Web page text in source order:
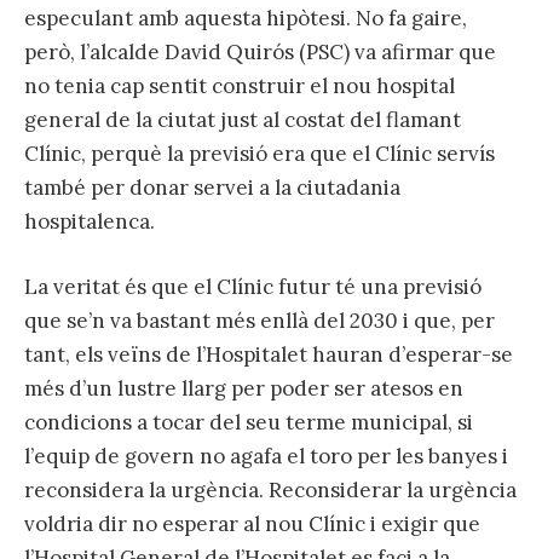
especulant amb aquesta hipòtesi. No fa gaire,
però, l’alcalde David Quirós (PSC) va afirmar que
no tenia cap sentit construir el nou hospital
general de la ciutat just al costat del flamant
Clínic, perquè la previsió era que el Clínic servís
també per donar servei a la ciutadania
hospitalenca.
La veritat és que el Clínic futur té una previsió
que se’n va bastant més enllà del 2030 i que, per
tant, els veïns de l’Hospitalet hauran d’esperar-se
més d’un lustre llarg per poder ser atesos en
condicions a tocar del seu terme municipal, si
l’equip de govern no agafa el toro per les banyes i
reconsidera la urgència. Reconsiderar la urgència
voldria dir no esperar al nou Clínic i exigir que